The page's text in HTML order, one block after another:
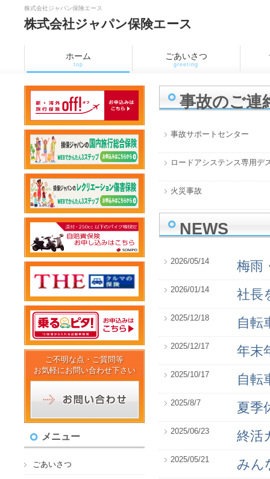
株式会社ジャパン保険エース
株式会社ジャパン保険エース
ホーム
top
ごあいさつ
greeting
ご不明な点・ご質問等
お気軽にお問い合わせ下さい
メニュー
ごあいさつ
事故のご連
事故サポートセンター
ロードアシステンス専用デ
火災事故
NEWS
2026/05/14 梅雨
2026/01/14 社長
2025/12/18 自転
2025/12/17 年末
2025/10/17 自転
2025/8/7 夏季
2025/06/23 終活
2025/05/21 みん